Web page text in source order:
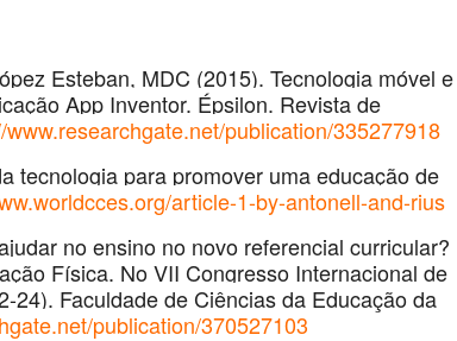
Esteban, MDC (2015). Tecnologia móvel e
App Inventor. Épsilon. Revista de
www.researchgate.net/publication/335277918
tecnologia para promover uma educação de
article-1-by-antonell-and-rius
no ensino no novo referencial curricular?
Física. No VII Congresso Internacional de
24). Faculdade de Ciências da Educação da
publication/370527103